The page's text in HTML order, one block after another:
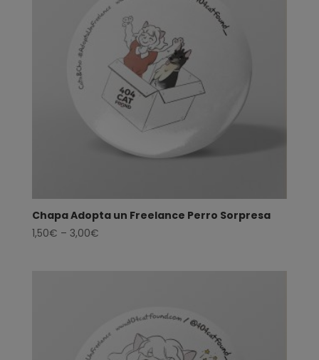
Chapa Adopta un Freelance Perro Sorpresa
1,50€ – 3,00€